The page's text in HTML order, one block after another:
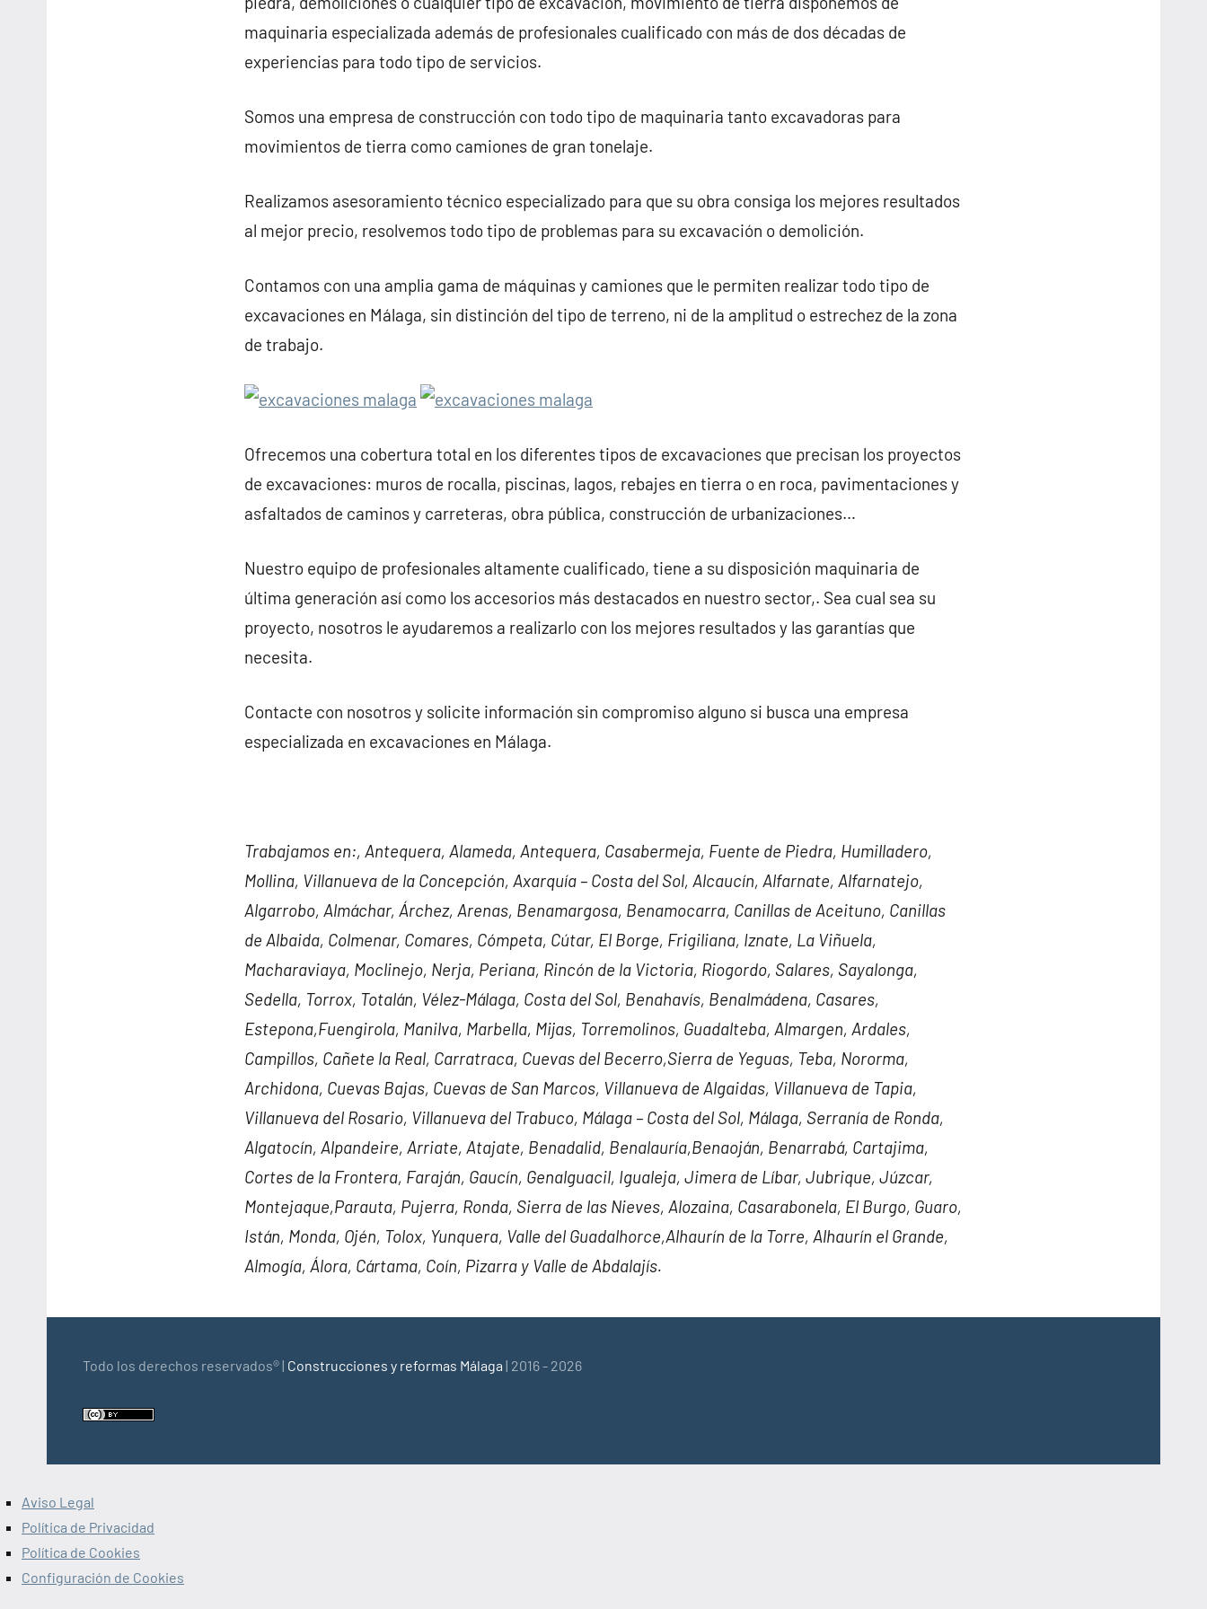
maquinaria especializada además de profesionales cualificado con más de dos décadas de
experiencias para todo tipo de servicios.
Somos una empresa de construcción con todo tipo de maquinaria tanto excavadoras para
movimientos de tierra como camiones de gran tonelaje.
Realizamos asesoramiento técnico especializado para que su obra consiga los mejores resultados
al mejor precio, resolvemos todo tipo de problemas para su excavación o demolición.
Contamos con una amplia gama de máquinas y camiones que le permiten realizar todo tipo de
excavaciones en Málaga, sin distinción del tipo de terreno, ni de la amplitud o estrechez de la zona
de trabajo.
Ofrecemos una cobertura total en los diferentes tipos de excavaciones que precisan los proyectos
de excavaciones: muros de rocalla, piscinas, lagos, rebajes en tierra o en roca, pavimentaciones y
asfaltados de caminos y carreteras, obra pública, construcción de urbanizaciones…
Nuestro equipo de profesionales altamente cualificado, tiene a su disposición maquinaria de
última generación así como los accesorios más destacados en nuestro sector,. Sea cual sea su
proyecto, nosotros le ayudaremos a realizarlo con los mejores resultados y las garantías que
necesita.
Contacte con nosotros y solicite información sin compromiso alguno si busca una empresa
especializada en excavaciones en Málaga.
Trabajamos en:, Antequera, Alameda, Antequera, Casabermeja, Fuente de Piedra, Humilladero,
Mollina, Villanueva de la Concepción, Axarquía – Costa del Sol, Alcaucín, Alfarnate, Alfarnatejo,
Algarrobo, Almáchar, Árchez, Arenas, Benamargosa, Benamocarra, Canillas de Aceituno, Canillas
de Albaida, Colmenar, Comares, Cómpeta, Cútar, El Borge, Frigiliana, Iznate, La Viñuela,
Macharaviaya, Moclinejo, Nerja, Periana, Rincón de la Victoria, Riogordo, Salares, Sayalonga,
Sedella, Torrox, Totalán, Vélez-Málaga, Costa del Sol, Benahavís, Benalmádena, Casares,
Estepona,Fuengirola, Manilva, Marbella, Mijas, Torremolinos, Guadalteba, Almargen, Ardales,
Campillos, Cañete la Real, Carratraca, Cuevas del Becerro,Sierra de Yeguas, Teba, Nororma,
Archidona, Cuevas Bajas, Cuevas de San Marcos, Villanueva de Algaidas, Villanueva de Tapia,
Villanueva del Rosario, Villanueva del Trabuco, Málaga – Costa del Sol, Málaga, Serranía de Ronda,
Algatocín, Alpandeire, Arriate, Atajate, Benadalid, Benalauría,Benaoján, Benarrabá, Cartajima,
Cortes de la Frontera, Faraján, Gaucín, Genalguacil, Igualeja, Jimera de Líbar, Jubrique, Júzcar,
Montejaque,Parauta, Pujerra, Ronda, Sierra de las Nieves, Alozaina, Casarabonela, El Burgo, Guaro,
Istán, Monda, Ojén, Tolox, Yunquera, Valle del Guadalhorce,Alhaurín de la Torre, Alhaurín el Grande,
Almogía, Álora, Cártama, Coín, Pizarra y Valle de Abdalajís.
Todo los derechos reservados® | Construcciones y reformas Málaga | 2016 - 2026
Aviso Legal
Política de Privacidad
Política de Cookies
Configuración de Cookies